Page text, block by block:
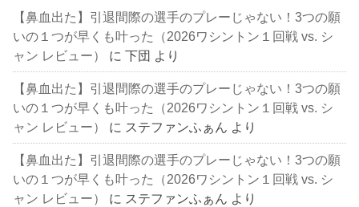
【鼻血出た】引退間際の選手のプレーじゃない！3つの願
いの１つが早くも叶った（2026ワシントン１回戦 vs. シ
ャン レビュー）
に下団 より
【鼻血出た】引退間際の選手のプレーじゃない！3つの願
いの１つが早くも叶った（2026ワシントン１回戦 vs. シ
ャン レビュー）
に ステファンふぁん より
【鼻血出た】引退間際の選手のプレーじゃない！3つの願
いの１つが早くも叶った（2026ワシントン１回戦 vs. シ
ャン レビュー）
に ステファンふぁん より